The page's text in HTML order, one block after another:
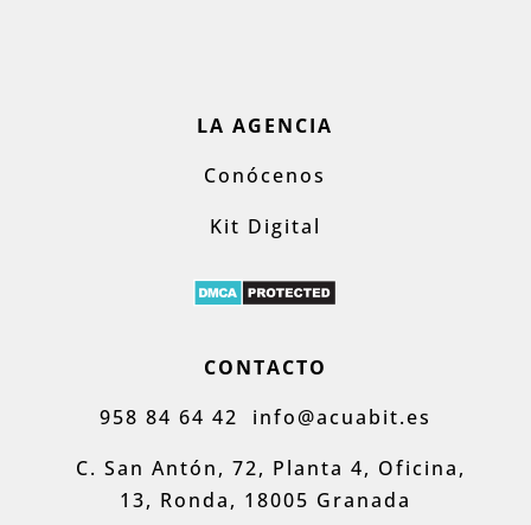
LA AGENCIA
Conócenos
Kit Digital
CONTACTO
958 84 64 42 info@acuabit.es
C. San Antón, 72, Planta 4, Oficina,
13, Ronda, 18005 Granada